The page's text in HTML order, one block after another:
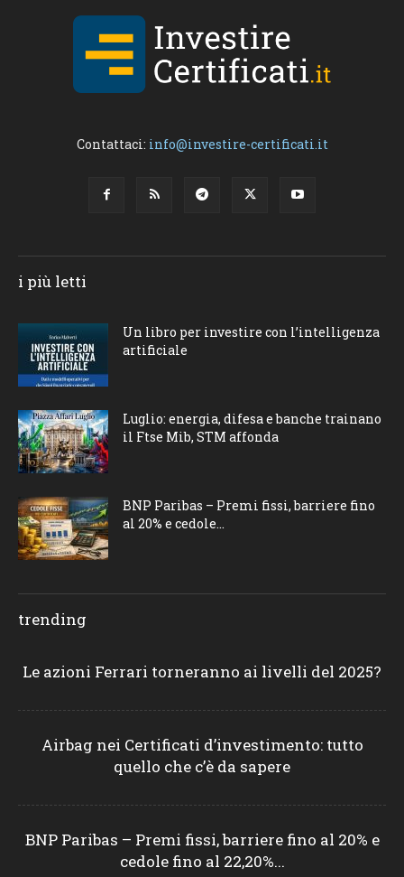
Contattaci: info@investire-certificati.it
i più letti
Un libro per investire con l’intelligenza
artificiale
Luglio: energia, difesa e banche trainano
il Ftse Mib, STM affonda
BNP Paribas – Premi fissi, barriere fino
al 20% e cedole...
trending
Le azioni Ferrari torneranno ai livelli del 2025?
Airbag nei Certificati d’investimento: tutto
quello che c’è da sapere
BNP Paribas – Premi fissi, barriere fino al 20% e
cedole fino al 22,20%...